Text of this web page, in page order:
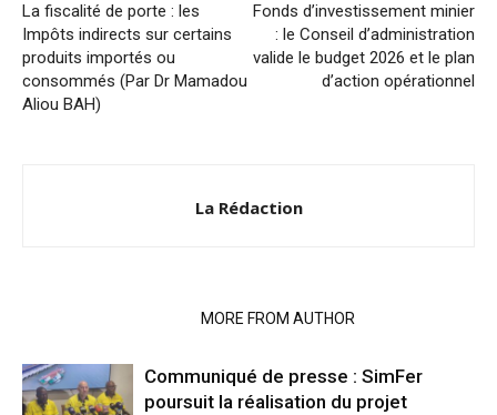
La fiscalité de porte : les
Impôts indirects sur certains
produits importés ou
consommés (Par Dr Mamadou
Aliou BAH)
Fonds d’investissement minier
: le Conseil d’administration
valide le budget 2026 et le plan
d’action opérationnel
La Rédaction
MORE FROM AUTHOR
Communiqué de presse : SimFer
poursuit la réalisation du projet